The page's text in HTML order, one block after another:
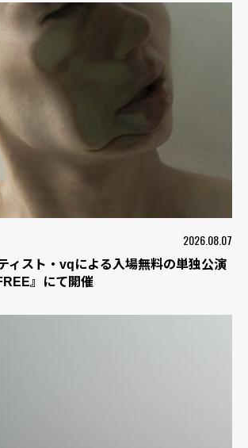
2026.08.07
ィスト・vqによる入場無料の単独公演
』にて開催